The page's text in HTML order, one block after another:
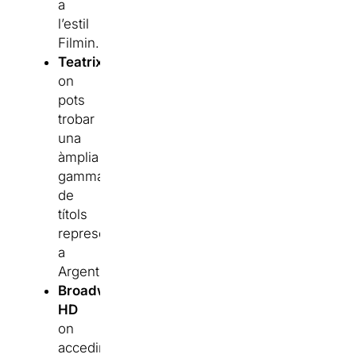
a
l’estil
Filmin.
Teatrix
on
pots
trobar
una
àmplia
gamma
de
títols
representats
a
Argentina.
Broadway
HD
on
accedir